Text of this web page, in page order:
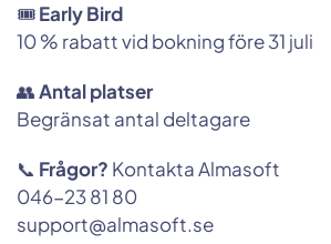
🎟️Early Bird
10 % rabatt vid bokning före 31 juli
👥Antal platser
Begränsat antal deltagare
📞 Frågor? Kontakta Almasoft
046-23 81 80
support@almasoft.se